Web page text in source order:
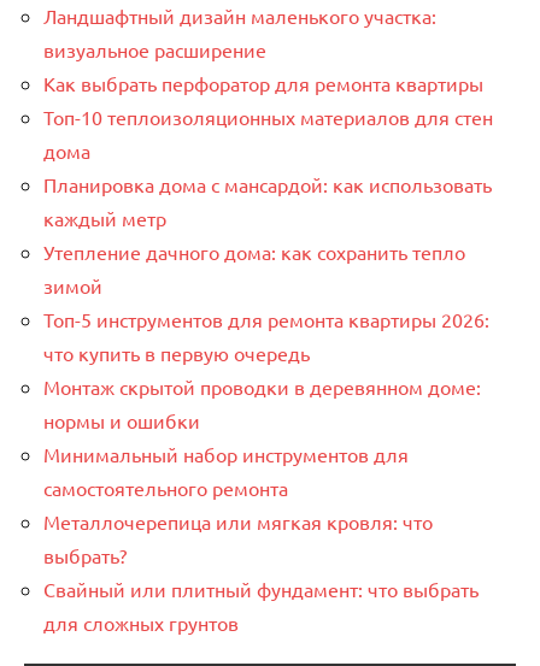
Ландшафтный дизайн маленького участка:
визуальное расширение
Как выбрать перфоратор для ремонта квартиры
Топ-10 теплоизоляционных материалов для стен
дома
Планировка дома с мансардой: как использовать
каждый метр
Утепление дачного дома: как сохранить тепло
зимой
Топ-5 инструментов для ремонта квартиры 2026:
что купить в первую очередь
Монтаж скрытой проводки в деревянном доме:
нормы и ошибки
Минимальный набор инструментов для
самостоятельного ремонта
Металлочерепица или мягкая кровля: что
выбрать?
Свайный или плитный фундамент: что выбрать
для сложных грунтов